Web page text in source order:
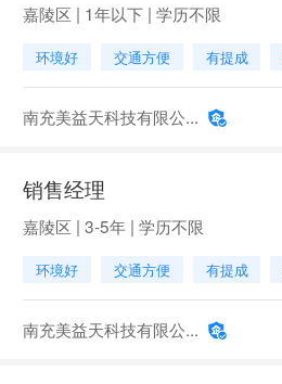
嘉陵区 | 1年以下 | 学历不限
环境好 交通方便 有提成
南充美益天科技有限公...
销售经理
嘉陵区 | 3-5年 | 学历不限
环境好 交通方便 有提成
南充美益天科技有限公...